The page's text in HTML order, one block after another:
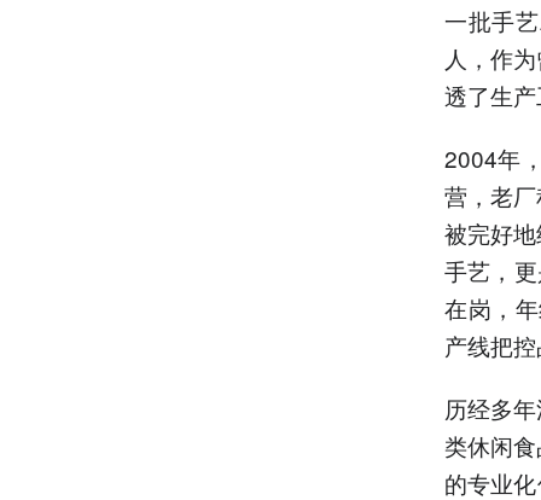
一批手
人，作
透了生
2004年
营，老
被完好
手艺，
在岗，
产线把
历经多
类休闲
的专业